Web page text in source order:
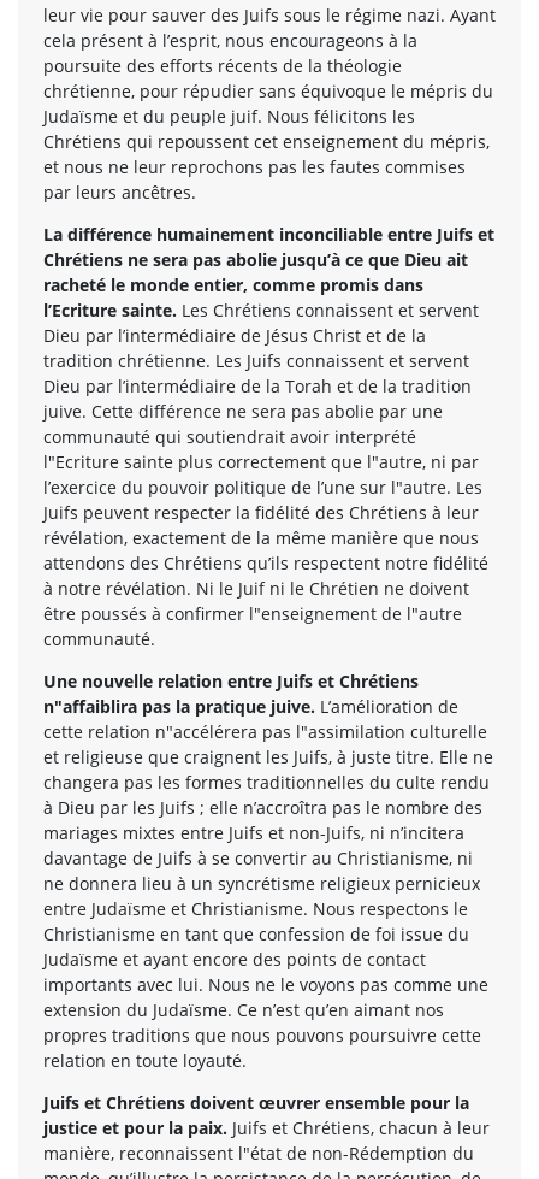
leur vie pour sauver des Juifs sous le régime nazi. Ayant
cela présent à l’esprit, nous encourageons à la
poursuite des efforts récents de la théologie
chrétienne, pour répudier sans équivoque le mépris du
Judaïsme et du peuple juif. Nous félicitons les
Chrétiens qui repoussent cet enseignement du mépris,
et nous ne leur reprochons pas les fautes commises
par leurs ancêtres.
La différence humainement inconciliable entre Juifs et
Chrétiens ne sera pas abolie jusqu’à ce que Dieu ait
racheté le monde entier, comme promis dans
l’Ecriture sainte. Les Chrétiens connaissent et servent
Dieu par l’intermédiaire de Jésus Christ et de la
tradition chrétienne. Les Juifs connaissent et servent
Dieu par l’intermédiaire de la Torah et de la tradition
juive. Cette différence ne sera pas abolie par une
communauté qui soutiendrait avoir interprété
l"Ecriture sainte plus correctement que l"autre, ni par
l’exercice du pouvoir politique de l’une sur l"autre. Les
Juifs peuvent respecter la fidélité des Chrétiens à leur
révélation, exactement de la même manière que nous
attendons des Chrétiens qu’ils respectent notre fidélité
à notre révélation. Ni le Juif ni le Chrétien ne doivent
être poussés à confirmer l"enseignement de l"autre
communauté.
Une nouvelle relation entre Juifs et Chrétiens
n"affaiblira pas la pratique juive. L’amélioration de
cette relation n"accélérera pas l"assimilation culturelle
et religieuse que craignent les Juifs, à juste titre. Elle ne
changera pas les formes traditionnelles du culte rendu
à Dieu par les Juifs ; elle n’accroîtra pas le nombre des
mariages mixtes entre Juifs et non-Juifs, ni n’incitera
davantage de Juifs à se convertir au Christianisme, ni
ne donnera lieu à un syncrétisme religieux pernicieux
entre Judaïsme et Christianisme. Nous respectons le
Christianisme en tant que confession de foi issue du
Judaïsme et ayant encore des points de contact
importants avec lui. Nous ne le voyons pas comme une
extension du Judaïsme. Ce n’est qu’en aimant nos
propres traditions que nous pouvons poursuivre cette
relation en toute loyauté.
Juifs et Chrétiens doivent œuvrer ensemble pour la
justice et pour la paix. Juifs et Chrétiens, chacun à leur
manière, reconnaissent l"état de non-Rédemption du